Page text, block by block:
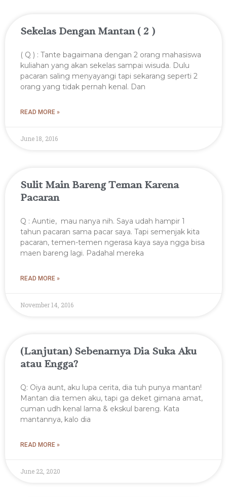
Sekelas Dengan Mantan ( 2 )
( Q ) : Tante bagaimana dengan 2 orang mahasiswa
kuliahan yang akan sekelas sampai wisuda. Dulu
pacaran saling menyayangi tapi sekarang seperti 2
orang yang tidak pernah kenal. Dan
READ MORE »
June 18, 2016
Sulit Main Bareng Teman Karena
Pacaran
Q : Auntie, mau nanya nih. Saya udah hampir 1
tahun pacaran sama pacar saya. Tapi semenjak kita
pacaran, temen-temen ngerasa kaya saya ngga bisa
maen bareng lagi. Padahal mereka
READ MORE »
November 14, 2016
(Lanjutan) Sebenarnya Dia Suka Aku
atau Engga?
Q: Oiya aunt, aku lupa cerita, dia tuh punya mantan!
Mantan dia temen aku, tapi ga deket gimana amat,
cuman udh kenal lama & ekskul bareng. Kata
mantannya, kalo dia
READ MORE »
June 22, 2020